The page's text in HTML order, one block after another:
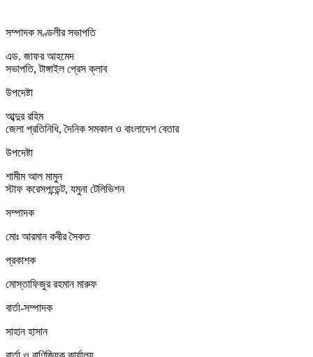
সম্পাদক মণ্ডলীর সভাপতি
এড. জাফর আহমেদ
সভাপতি, টাঙ্গাইল প্রেস ক্লাব
উপদেষ্টা
আব্দুর রহিম
জেলা প্রতিনিধি, দৈনিক সমকাল ও বাংলাদেশ বেতার
উপদেষ্টা
শামীম আল মামুন
স্টাফ করেসপন্ডেন্ট, যমুনা টেলিভিশন
সম্পাদক
মোঃ আরমান কবীর সৈকত
প্রকাশক
মোস্তাফিজুর রহমান মারুফ
বার্তা-সম্পাদক
সাহান হাসান